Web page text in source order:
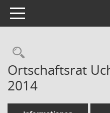
Toggle navigation
Ortschaftsrat
2014